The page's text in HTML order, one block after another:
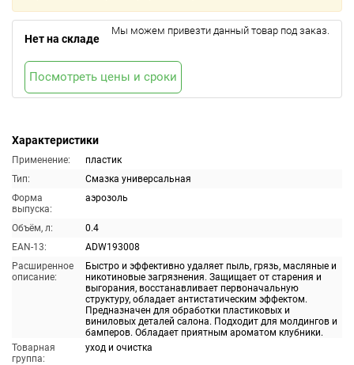
Характеристики
Применение:
пластик
Тип:
Смазка универсальная
Форма
выпуска:
аэрозоль
Объём, л:
0.4
EAN-13:
ADW193008
Расширенное
описание:
Быстро и эффективно удаляет пыль, грязь, масляные и
никотиновые загрязнения. Защищает от старения и
выгорания, восстанавливает первоначальную
структуру, обладает антистатическим эффектом.
Предназначен для обработки пластиковых и
виниловых деталей салона. Подходит для молдингов и
бамперов. Обладает приятным ароматом клубники.
Товарная
группа:
уход и очистка
Нет на складе
Мы можем привезти данный товар под заказ.
Посмотреть цены и сроки